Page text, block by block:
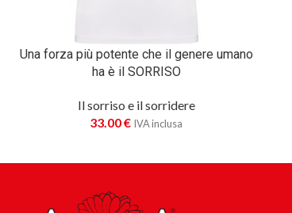
Una forza più potente che il genere umano
ha è il SORRISO
Il sorriso e il sorridere
33.00€ IVA inclusa